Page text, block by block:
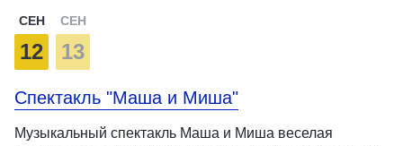
СЕН
12
СЕН
13
Спектакль "Маша и Миша"
Музыкальный спектакль Маша и Миша веселая